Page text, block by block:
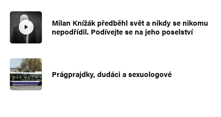
Milan Knížák předběhl svět a nikdy se nikomu
nepodřídil. Podívejte se na jeho poselství
Prágprajdky, dudáci a sexuologové